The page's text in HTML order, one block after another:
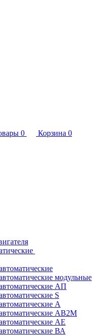
0 Корзина 0
модульные
АП
S
А
АВ2М
АЕ
ВА